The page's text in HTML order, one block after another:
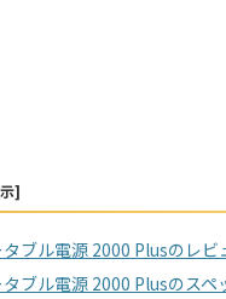
]
ブル電源 2000 Plusのレビ
ブル電源 2000 Plusのスペ